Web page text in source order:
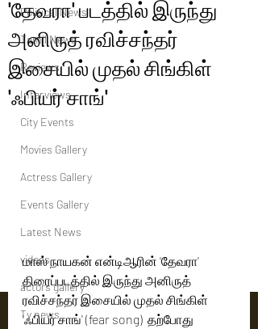
Political News
Tamil News
Reviews
Interviews
City Events
Movies Gallery
Actress Gallery
Events Gallery
Latest News
videos
actors gallery
Tv news
'தேவரா' படத்தில் இருந்து
அனிருத் ரவிச்சந்தர்
இசையில் முதல் சிங்கிள்
'ஃபியர் சாங்'
மாஸ் நாயகன் என்டிஆரின் 'தேவரா'
திரைப்படத்தில் இருந்து அனிருத்
ரவிச்சந்தர் இசையில் முதல் சிங்கிள்
'ஃபியர் சாங்' (fear song)  தற்போது